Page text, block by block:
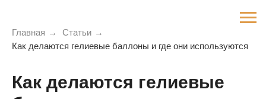
Главная → Статьи →
Как делаются гелиевые баллоны и где они используются
Как делаются гелиевые